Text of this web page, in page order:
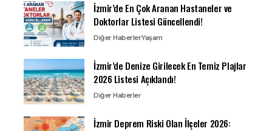
İzmir’de En Çok Aranan Hastaneler ve
Doktorlar Listesi Güncellendi!
Diğer HaberlerYaşam
İzmir’de Denize Girilecek En Temiz Plajlar
2026 Listesi Açıklandı!
Diğer Haberler
İzmir Deprem Riski Olan İlçeler 2026: